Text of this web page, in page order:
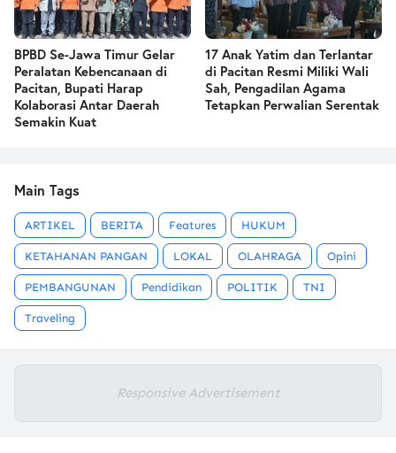
BPBD Se-Jawa Timur Gelar
Peralatan Kebencanaan di
Pacitan, Bupati Harap
Kolaborasi Antar Daerah
Semakin Kuat
17 Anak Yatim dan Terlantar
di Pacitan Resmi Miliki Wali
Sah, Pengadilan Agama
Tetapkan Perwalian Serentak
Main Tags
ARTIKEL BERITA Features HUKUM
KETAHANAN PANGAN LOKAL OLAHRAGA Opini
PEMBANGUNAN Pendidikan POLITIK TNI
Traveling
Responsive Advertisement